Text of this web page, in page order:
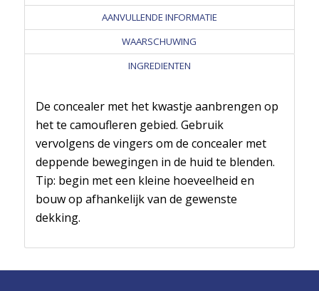
AANVULLENDE INFORMATIE
WAARSCHUWING
INGREDIENTEN
De concealer met het kwastje aanbrengen op
het te camoufleren gebied. Gebruik
vervolgens de vingers om de concealer met
deppende bewegingen in de huid te blenden.
Tip: begin met een kleine hoeveelheid en
bouw op afhankelijk van de gewenste
dekking.